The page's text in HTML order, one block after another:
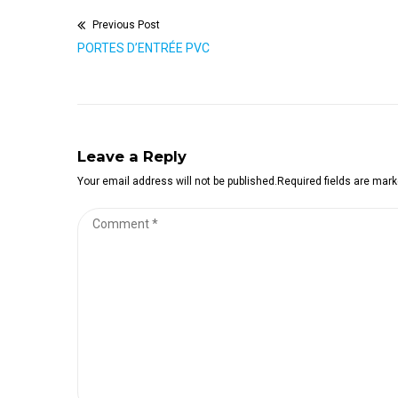
Navigation
Previous Post
Previous
PORTES D’ENTRÉE PVC
Leave a Reply
Your email address will not be published.Required fields are
Comment